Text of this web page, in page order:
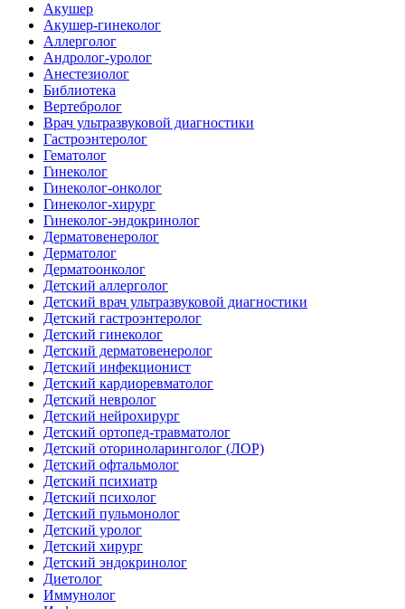
Акушер
Акушер-гинеколог
Аллерголог
Андролог-уролог
Анестезиолог
Библиотека
Вертебролог
Врач ультразвуковой диагностики
Гастроэнтеролог
Гематолог
Гинеколог
Гинеколог-онколог
Гинеколог-хирург
Гинеколог-эндокринолог
Дерматовенеролог
Дерматолог
Дерматоонколог
Детский аллерголог
Детский врач ультразвуковой диагностики
Детский гастроэнтеролог
Детский гинеколог
Детский дерматовенеролог
Детский инфекционист
Детский кардиоревматолог
Детский невролог
Детский нейрохирург
Детский ортопед-травматолог
Детский оториноларинголог (ЛОР)
Детский офтальмолог
Детский психиатр
Детский психолог
Детский пульмонолог
Детский уролог
Детский хирург
Детский эндокринолог
Диетолог
Иммунолог